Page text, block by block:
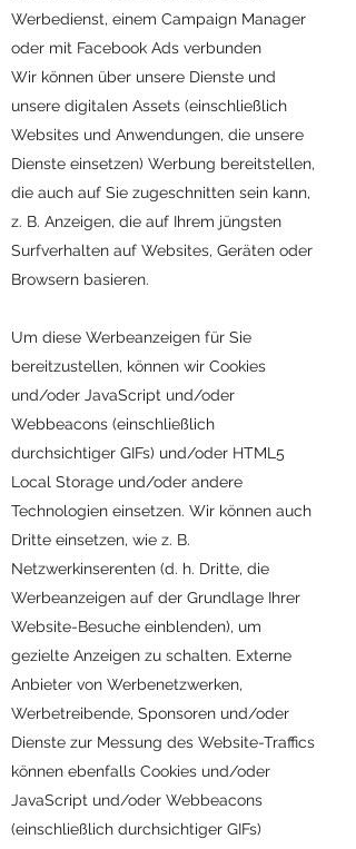
Werbedienst, einem Campaign Manager
oder mit Facebook Ads verbunden
Wir können über unsere Dienste und
unsere digitalen Assets (einschließlich
Websites und Anwendungen, die unsere
Dienste einsetzen) Werbung bereitstellen,
die auch auf Sie zugeschnitten sein kann,
z. B. Anzeigen, die auf Ihrem jüngsten
Surfverhalten auf Websites, Geräten oder
Browsern basieren.
Um diese Werbeanzeigen für Sie
bereitzustellen, können wir Cookies
und/oder JavaScript und/oder
Webbeacons (einschließlich
durchsichtiger GIFs) und/oder HTML5
Local Storage und/oder andere
Technologien einsetzen. Wir können auch
Dritte einsetzen, wie z. B.
Netzwerkinserenten (d. h. Dritte, die
Werbeanzeigen auf der Grundlage Ihrer
Website-Besuche einblenden), um
gezielte Anzeigen zu schalten. Externe
Anbieter von Werbenetzwerken,
Werbetreibende, Sponsoren und/oder
Dienste zur Messung des Website-Traffics
können ebenfalls Cookies und/oder
JavaScript und/oder Webbeacons
(einschließlich durchsichtiger GIFs)